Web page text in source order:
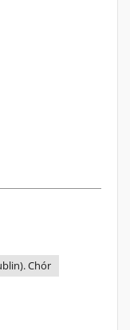
Chór